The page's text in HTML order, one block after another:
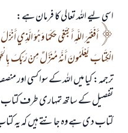
اسی لیے اللہ تعالی کا فرمان ہے:
أَفَغَيْرَ اللَّهِ أَبْتَغِي حَكَمًا وَهُوَ الَّذِي
الْكِتَابَ يَعْلَمُونَ أَنَّهُ مُنَزَّلٌ مِنْ رَبِّكَ
ترجمہ: کیا میں اللہ کے سوا کسی
تفصیل کے ساتھ تمہاری طرف
کتاب دی ہے وہ جانتے ہیں کہ یہ